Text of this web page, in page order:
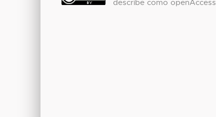
describe como openAccess